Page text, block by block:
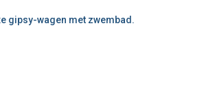
gipsy-wagen met zwembad.